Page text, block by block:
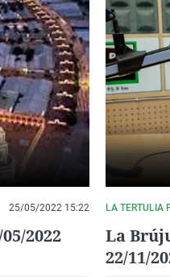
25/05/2022 15:22
2022
LA TERTULIA
La
22/11/